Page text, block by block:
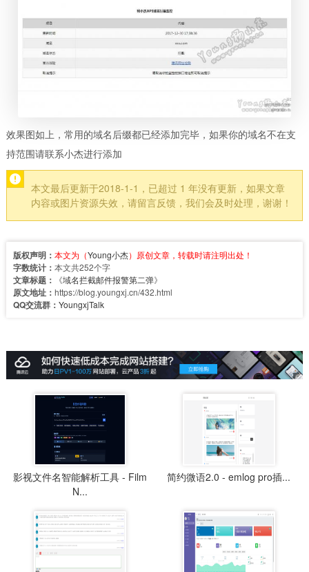
效果图如上，常用的域名后缀都已经添加完毕，如果你的域名不在支
持范围请联系小杰进行添加
本文最后更新于2018-1-1，已超过 1 年没有更新，如果文章
内容或图片资源失效，请留言反馈，我们会及时处理，谢谢！
版权声明： 本文为（Young小杰）原创文章，转载时请注明出处！
字数统计： 本文共252个字
文章标题： 《域名拦截邮件报警第二弹》
原文地址： https://blog.youngxj.cn/432.html
QQ交流群： YoungxjTalk
影视文件名智能解析工具 - Film
N...
简约微语2.0 - emlog pro插...